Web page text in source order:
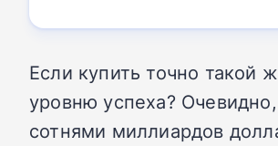
Если купить точно такой
уровню успеха?
сотнями миллиардов